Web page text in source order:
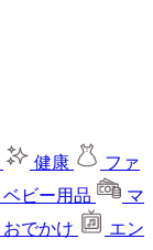
健康
ファ
ベビー用品
マ
おでかけ
エン